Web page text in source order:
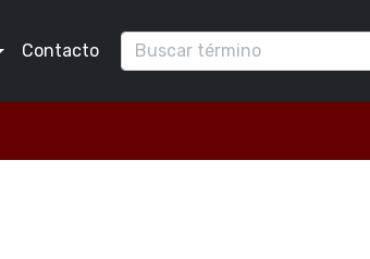
Contacto